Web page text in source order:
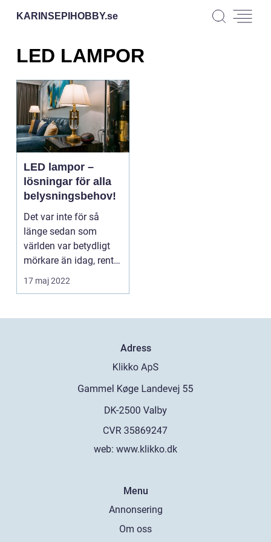
KARINSEPIHOBBY.se
LED LAMPOR
LED lampor –
lösningar för alla
belysningsbehov!
Det var inte för så
länge sedan som
världen var betydligt
mörkare än idag, rent
bokstavligt. Även om...
17 maj 2022
Adress
web: www.klikko.dk
Menu
Annonsering
Om oss